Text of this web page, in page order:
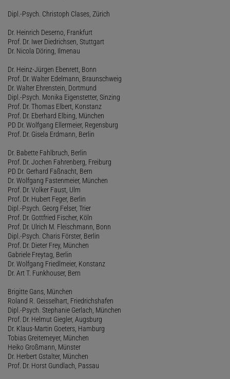
Dipl.-Psych. Christoph Clases, Zürich
Dr. Heinrich Deserno, Frankfurt
Prof. Dr. Iwer Diedrichsen, Stuttgart
Dr. Nicola Döring, Ilmenau
Dr. Heinz-Jürgen Ebenrett, Bonn
Prof. Dr. Walter Edelmann, Braunschweig
Dr. Walter Ehrenstein, Dortmund
Dipl.-Psych. Monika Eigenstetter, Sinzing
Prof. Dr. Thomas Elbert, Konstanz
Prof. Dr. Eberhard Elbing, München
PD Dr. Wolfgang Ellermeier, Regensburg
Prof. Dr. Gisela Erdmann, Berlin
Dr. Babette Fahlbruch, Berlin
Prof. Dr. Jochen Fahrenberg, Freiburg
PD Dr. Gerhard Faßnacht, Bern
Dr. Wolfgang Fastenmeier, München
Prof. Dr. Volker Faust, Ulm
Prof. Dr. Hubert Feger, Berlin
Dipl.-Psych. Georg Felser, Trier
Prof. Dr. Gottfried Fischer, Köln
Prof. Dr. Ulrich M. Fleischmann, Bonn
Dipl.-Psych. Charis Förster, Berlin
Prof. Dr. Dieter Frey, München
Gabriele Freytag, Berlin
Dr. Wolfgang Friedlmeier, Konstanz
Dr. Art T. Funkhouser, Bern
Brigitte Gans, München
Roland R. Geisselhart, Friedrichshafen
Dipl.-Psych. Stephanie Gerlach, München
Prof. Dr. Helmut Giegler, Augsburg
Dr. Klaus-Martin Goeters, Hamburg
Tobias Greitemeyer, München
Heiko Großmann, Münster
Dr. Herbert Gstalter, München
Prof. Dr. Horst Gundlach, Passau